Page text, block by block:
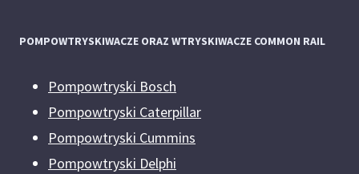
POMPOWTRYSKIWACZE ORAZ WTRYSKIWACZE COMMON RAIL
Pompowtryski Bosch
Pompowtryski Caterpillar
Pompowtryski Cummins
Pompowtryski Delphi